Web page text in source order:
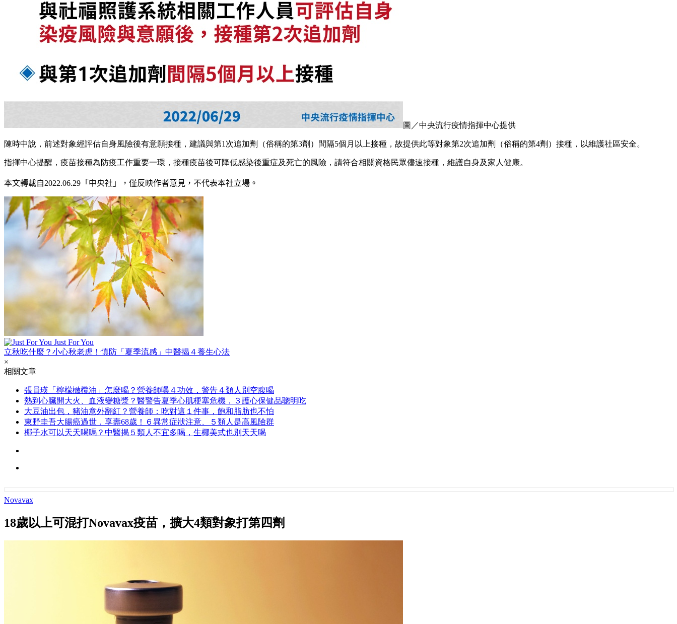
圖／中央流行疫情指揮中心提供
陳時中說，前述對象經評估自身風險後有意願接種，建議與第1次追加劑（俗稱的第3劑）間隔5個月以上接種，故提供此等對象第2次追加劑（俗稱的第4劑）接種，以維護社區安全。
指揮中心提醒，疫苗接種為防疫工作重要一環，接種疫苗後可降低感染後重症及死亡的風險，請符合相關資格民眾儘速接種，維護自身及家人健康。
本文轉載自2022.06.29 「中央社」 ，僅反映作者意見，不代表本社立場。
Just For You
立秋吃什麼？小心秋老虎！慎防「夏季流感」中醫揭４養生心法
×
相關文章
張員瑛「檸檬橄欖油」怎麼喝？營養師曝４功效，警告４類人別空腹喝
熱到心臟開大火、血液變糖漿？醫警告夏季心肌梗塞危機，３護心保健品聰明吃
大豆油出包，豬油意外翻紅？營養師：吃對這１件事，飽和脂肪也不怕
東野圭吾大腸癌過世，享壽68歲！６異常症狀注意、５類人是高風險群
椰子水可以天天喝嗎？中醫揭５類人不宜多喝，生椰美式也別天天喝
Novavax
18歲以上可混打Novavax疫苗，擴大4類對象打第四劑